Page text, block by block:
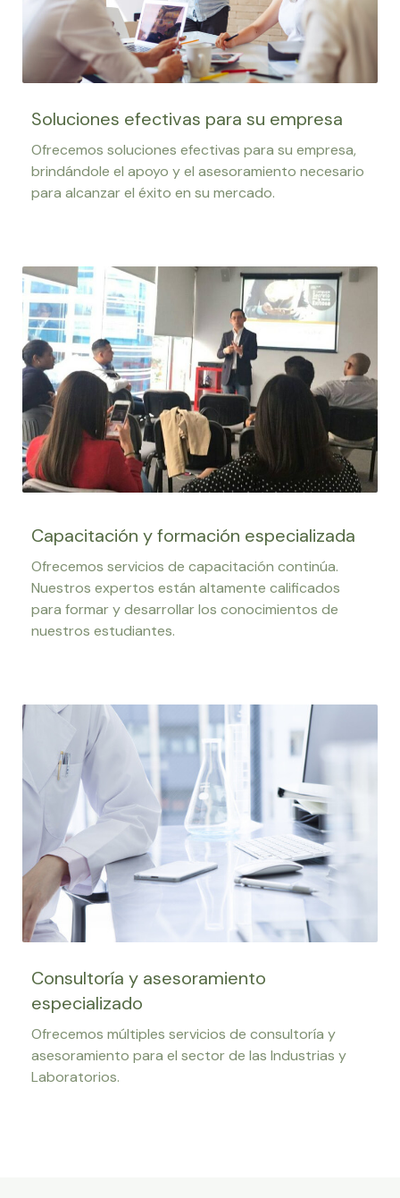
Soluciones efectivas para su empresa
Ofrecemos soluciones efectivas para su empresa,
brindándole el apoyo y el asesoramiento necesario
para alcanzar el éxito en su mercado.
Capacitación y formación especializada
Ofrecemos servicios de capacitación continúa.
Nuestros expertos están altamente calificados
para formar y desarrollar los conocimientos de
nuestros estudiantes.
Consultoría y asesoramiento
especializado
Ofrecemos múltiples servicios de consultoría y
asesoramiento para el sector de las Industrias y
Laboratorios.